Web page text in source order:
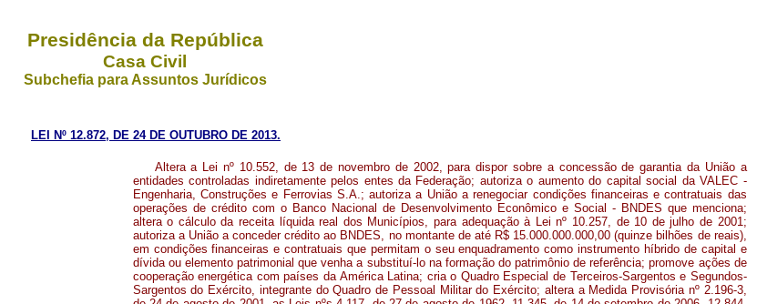
Presidência da República
Casa Civil
Subchefia para Assuntos Jurídicos
LEI Nº 12.872, DE 24 DE OUTUBRO DE 2013.
Altera a Lei nº 10.552, de 13 de novembro de 2002, para dispor sobre a concessão de garantia da União a
entidades controladas indiretamente pelos entes da Federação; autoriza o aumento do capital social da VALEC -
Engenharia, Construções e Ferrovias S.A.; autoriza a União a renegociar condições financeiras e contratuais das
operações de crédito com o Banco Nacional de Desenvolvimento Econômico e Social - BNDES que menciona;
altera o cálculo da receita líquida real dos Municípios, para adequação à Lei nº 10.257, de 10 de julho de 2001;
autoriza a União a conceder crédito ao BNDES, no montante de até R$ 15.000.000.000,00 (quinze bilhões de reais),
em condições financeiras e contratuais que permitam o seu enquadramento como instrumento híbrido de capital e
dívida ou elemento patrimonial que venha a substituí-lo na formação do patrimônio de referência; promove ações de
cooperação energética com países da América Latina; cria o Quadro Especial de Terceiros-Sargentos e Segundos-
Sargentos do Exército, integrante do Quadro de Pessoal Militar do Exército; altera a Medida Provisória nº 2.196-3,